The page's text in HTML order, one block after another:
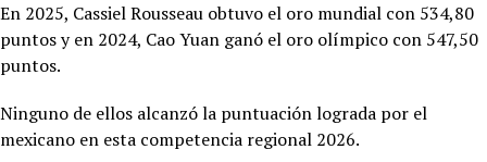
En 2025, Cassiel Rousseau obtuvo el oro mundial con 534,80
puntos y en 2024, Cao Yuan ganó el oro olímpico con 547,50
puntos.
Ninguno de ellos alcanzó la puntuación lograda por el
mexicano en esta competencia regional 2026.